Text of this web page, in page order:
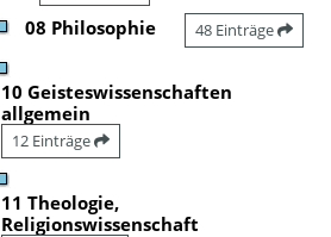
08 Philosophie 48 Einträge
10 Geisteswissenschaften
allgemein
12 Einträge
11 Theologie,
Religionswissenschaft